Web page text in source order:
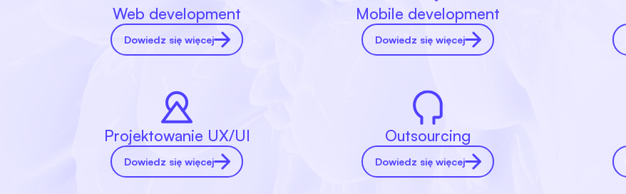
Web development
Dowiedz się więcej
Mobile development
Dowiedz się więcej
Projektowanie UX/UI
Dowiedz się więcej
Outsourcing
Dowiedz się więcej